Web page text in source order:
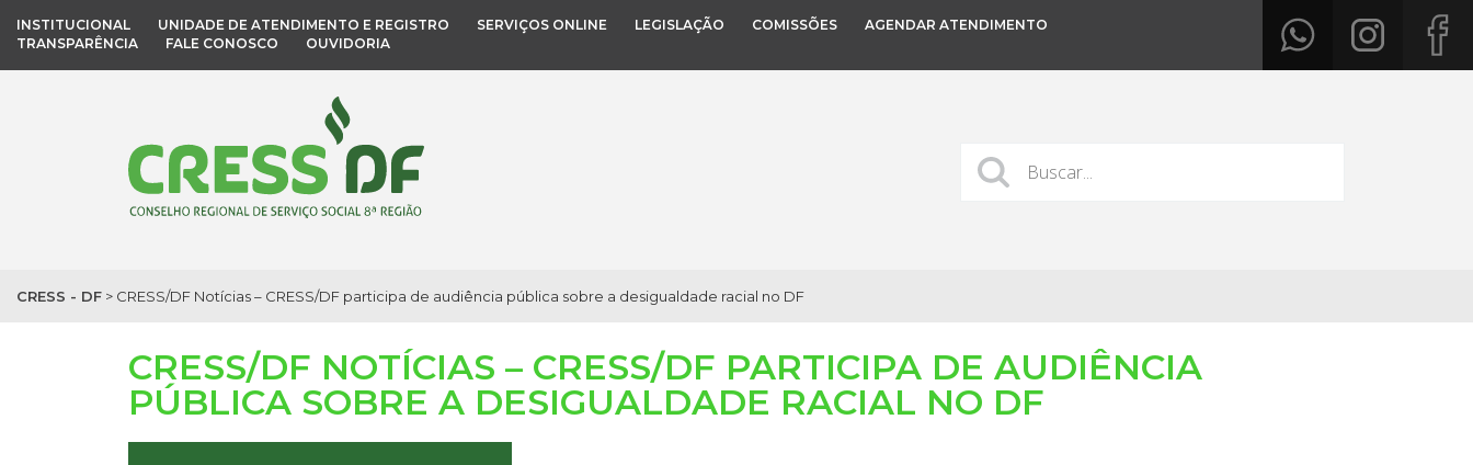
INSTITUCIONAL UNIDADE DE ATENDIMENTO E REGISTRO SERVIÇOS ONLINE LEGISLAÇÃO COMISSÕES
AGENDAR ATENDIMENTO
TRANSPARÊNCIA
FALE CONOSCO OUVIDORIA
CRESS - DF > CRESS/DF Notícias – CRESS/DF participa de audiência pública sobre a desigualdade racial no DF
CRESS/DF NOTÍCIAS – CRESS/DF PARTICIPA DE AUDIÊNCIA
PÚBLICA SOBRE A DESIGUALDADE RACIAL NO DF